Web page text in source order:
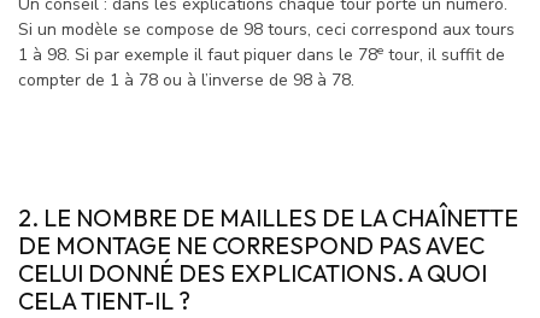
Si un modèle se compose de 98 tours, ceci correspond aux tours
1 à 98. Si par exemple il faut piquer dans le 78e tour, il suffit de
compter de 1 à 78 ou à l’inverse de 98 à 78.
2. LE NOMBRE DE MAILLES DE LACHAÎNETTE
DE MONTAGE NE CORRESPOND PAS AVEC
CELUI DONNÉ DES EXPLICATIONS. A QUOI
CELA TIENT-IL ?